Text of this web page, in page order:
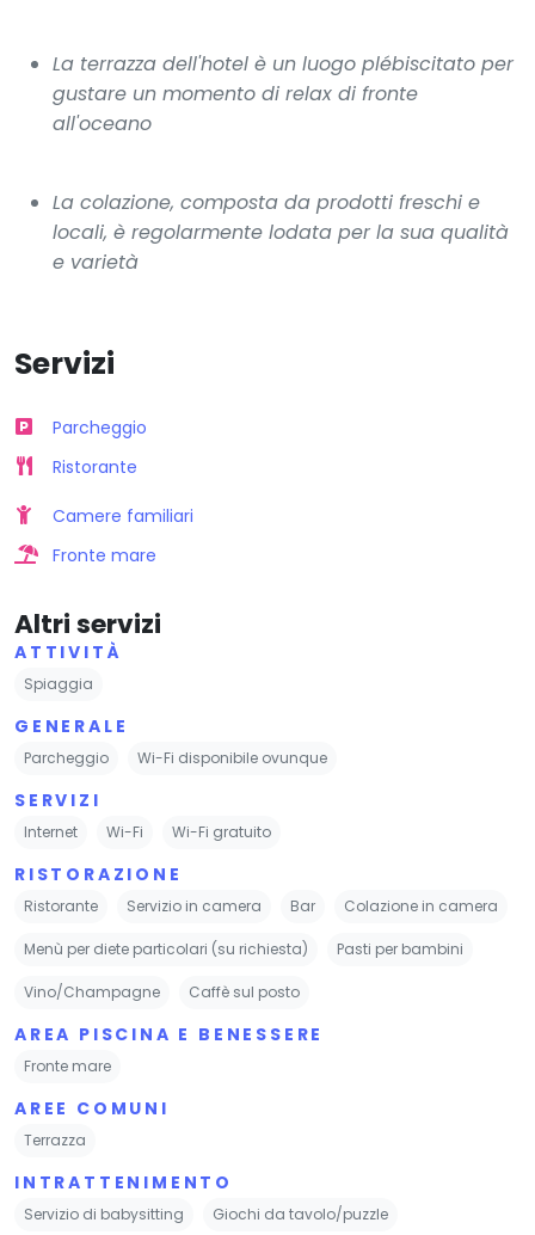
La terrazza dell'hotel è un luogo plébiscitato per
gustare un momento di relax di fronte
all'oceano
La colazione, composta da prodotti freschi e
locali, è regolarmente lodata per la sua qualità
e varietà
Servizi
Parcheggio
Ristorante
Camere familiari
Fronte mare
Altri servizi
ATTIVITÀ
Spiaggia
GENERALE
Parcheggio Wi-Fi disponibile ovunque
SERVIZI
Internet Wi-Fi Wi-Fi gratuito
RISTORAZIONE
Ristorante Servizio in camera Bar Colazione in camera
Menù per diete particolari (su richiesta) Pasti per bambini
Vino/Champagne Caffè sul posto
AREA PISCINA E BENESSERE
Fronte mare
AREE COMUNI
Terrazza
INTRATTENIMENTO
Servizio di babysitting Giochi da tavolo/puzzle